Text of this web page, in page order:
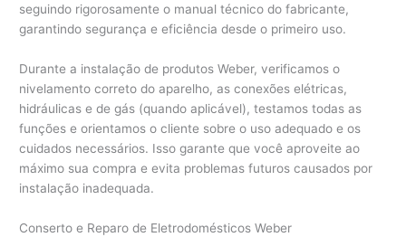
seguindo rigorosamente o manual técnico do fabricante,
garantindo segurança e eficiência desde o primeiro uso.
Durante a instalação de produtos Weber, verificamos o
nivelamento correto do aparelho, as conexões elétricas,
hidráulicas e de gás (quando aplicável), testamos todas as
funções e orientamos o cliente sobre o uso adequado e os
cuidados necessários. Isso garante que você aproveite ao
máximo sua compra e evita problemas futuros causados por
instalação inadequada.
Conserto e Reparo de Eletrodomésticos Weber